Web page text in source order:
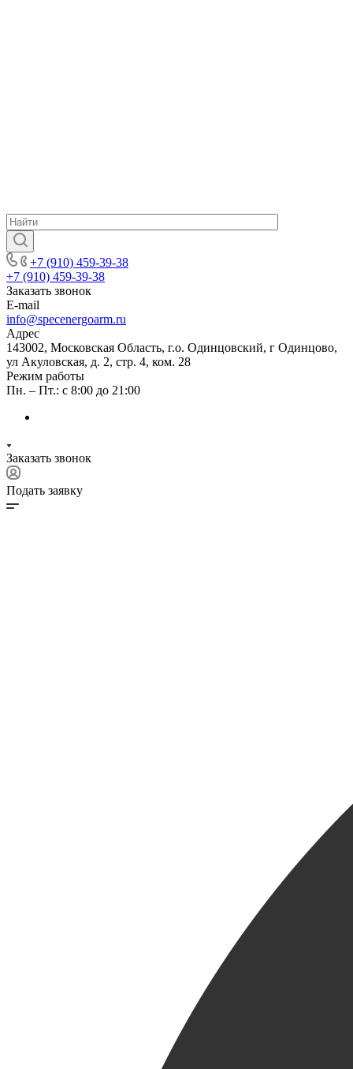
+7 (910) 459-39-38
+7 (910) 459-39-38
Заказать звонок
E-mail
info@specenergoarm.ru
Адрес
143002, Московская Область, г.о. Одинцовский, г Одинцово,
ул Акуловская, д. 2, стр. 4, ком. 28
Режим работы
Пн. – Пт.: с 8:00 до 21:00
Заказать звонок
Подать заявку